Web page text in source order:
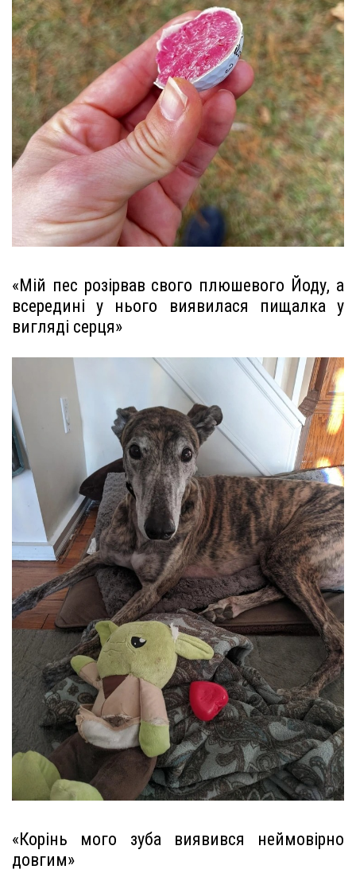
«Мій пес розірвав свого плюшевого Йоду, а
всередині у нього виявилася пищалка у
вигляді серця»
«Корінь мого зуба виявився неймовірно
довгим»